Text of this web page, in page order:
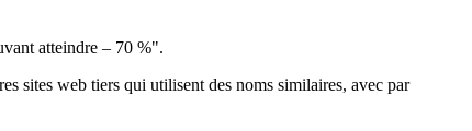
atteindre – 70 %".
sites web tiers qui utilisent des noms similaires, avec par